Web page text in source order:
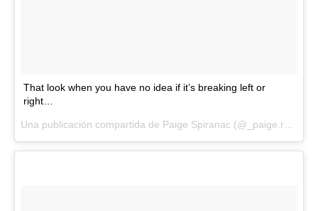
That look when you have no idea if it’s breaking left or
right…